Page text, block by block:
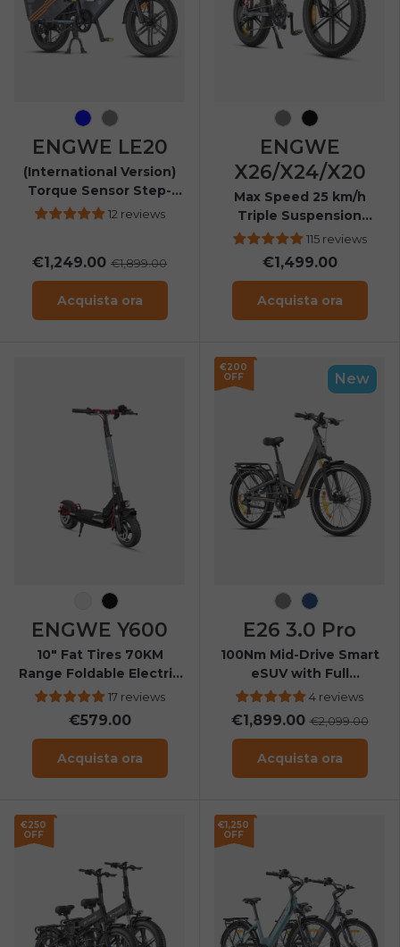
BluGrigio
ENGWE LE20
(International Version)
Torque Sensor Step-
Thru Cargo Ebike
12 reviews
€1,249.00 €1,899.00
Acquista ora
GrigioNero
ENGWE
X26/X24/X20
Max Speed 25 km/h
Triple Suspension
Foldable E-bike
115 reviews
€1,499.00
Acquista ora
ENGWE Y600
10" Fat Tires 70KM
Range Foldable Electric
Scooter17 reviews
€579.00
Acquista ora
New
€200
OFF
E26 3.0 Pro
100Nm Mid-Drive Smart
eSUV with Full
Suspension
4 reviews
€1,899.00€2,099.00
Acquista ora
€250
OFF
€1,250
OFF